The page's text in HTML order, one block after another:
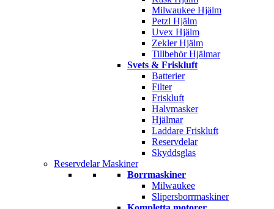
Milwaukee Hjälm
Petzl Hjälm
Uvex Hjälm
Zekler Hjälm
Tillbehör Hjälmar
Svets & Friskluft
Batterier
Filter
Friskluft
Halvmasker
Hjälmar
Laddare Friskluft
Reservdelar
Skyddsglas
Reservdelar Maskiner
Borrmaskiner
Milwaukee
Slipersborrmaskiner